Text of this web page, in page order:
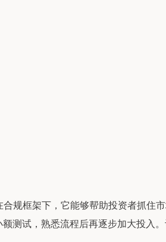
规框架下，它能够帮助投资者抓住
测试，熟悉流程后再逐步加大投入